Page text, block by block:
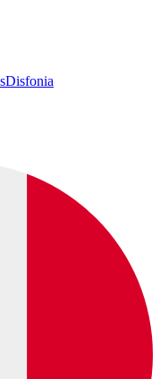
Disfonia